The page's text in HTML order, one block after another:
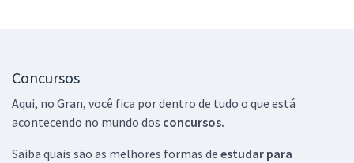
Concursos
Aqui, no Gran, você fica por dentro de tudo o que está
acontecendo no mundo dos concursos.
Saiba quais são as melhores formas de estudar para